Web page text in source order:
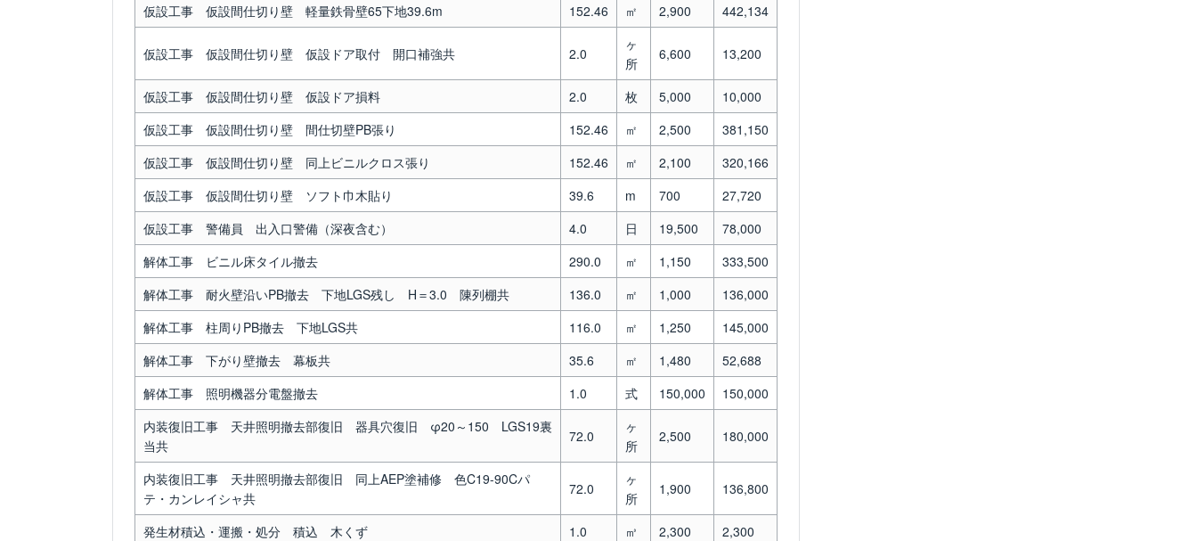
仮設工事 仮設間仕切り壁 軽量鉄骨壁65下地39.6m
152.46 ㎡ 2,900 442,134
仮設工事 仮設間仕切り壁 仮設ドア取付 開口補強共 2.0
ヶ
所
6,600 13,200
仮設工事 仮設間仕切り壁 仮設ドア損料 2.0 枚 5,000
10,000
仮設工事 仮設間仕切り壁 間仕切壁PB張り
152.46 ㎡ 2,500
381,150
仮設工事 仮設間仕切り壁 同上ビニルクロス張り
152.46 ㎡ 2,100
320,166
仮設工事 仮設間仕切り壁 ソフト巾木貼り
39.6 m 700
27,720
仮設工事 警備員 出入口警備（深夜含む）
4.0 日 19,500
78,000
解体工事 ビニル床タイル撤去
290.0 ㎡ 1,150
333,500
解体工事 耐火壁沿いPB撤去 下地LGS残し H＝3.0 陳列棚共
136.0 ㎡ 1,000
136,000
解体工事 柱周りPB撤去 下地LGS共
116.0 ㎡ 1,250
145,000
解体工事 下がり壁撤去 幕板共
35.6 ㎡ 1,480
52,688
解体工事 照明機器分電盤撤去
1.0 式 150,000
150,000
内装復旧工事 天井照明撤去部復旧 器具穴復旧 φ20～150 LGS19裏
当共
72.0
ヶ
所
2,500 180,000
内装復旧工事 天井照明撤去部復旧 同上AEP塗補修 色C19-90Cパ
テ・カンレイシャ共
72.0
ヶ
所
1,900 136,800
発生材積込・運搬・処分 積込 木くず 1.0 ㎥ 2,300
2,300